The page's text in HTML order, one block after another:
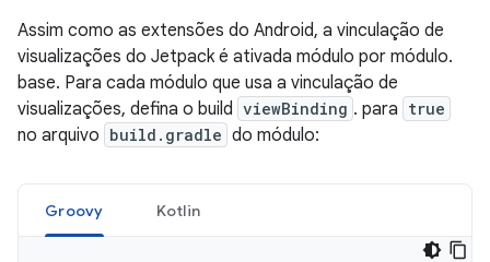
Assim como as extensões do Android, a vinculação de
visualizações do Jetpack é ativada módulo por módulo.
base. Para cada módulo que usa a vinculação de
visualizações, defina o build viewBinding . para true
no arquivo build.gradle do módulo:
Groovy Kotlin